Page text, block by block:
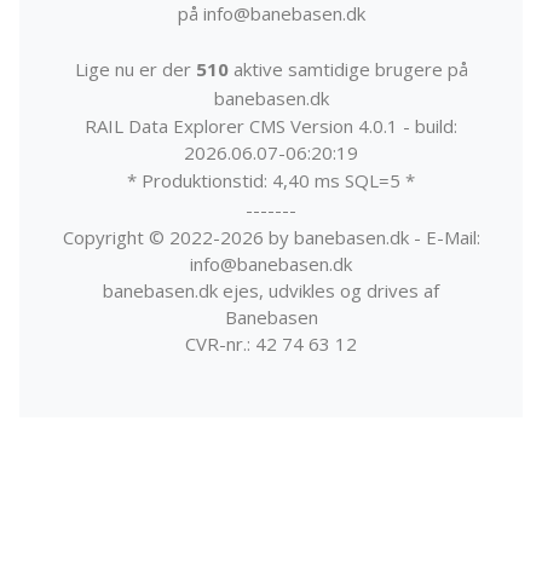
på info@banebasen.dk
Lige nu er der 510aktive samtidige brugere på
banebasen.dk
RAIL Data Explorer CMS Version 4.0.1 - build:
2026.06.07-06:20:19
* Produktionstid: 4,40 ms SQL=5 *
-------
Copyright © 2022-2026 by banebasen.dk - E-Mail:
info@banebasen.dk
banebasen.dk ejes, udvikles og drives af
Banebasen
CVR-nr.: 42 74 63 12